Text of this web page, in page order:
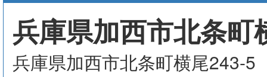
兵庫県加西市北条町
兵庫県加西市北条町横尾243-5